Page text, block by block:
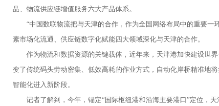
品、物流供应链增值服务六大产品体系。
“中国数联物流把与天津的合作，作为全国网络布局中的重要一
素市场化流通、供应链数字化赋能四大领域深化与天津的合作。
作为物流和数据资源的关键载体，近年来，天津港加快建设世界
变了传统码头劳动密集、低效高耗的作业方式，自动化岸桥精准地
智能化进入新阶段。
记者了解到，今年，锚定“国际枢纽港和沿海主要港口”定位，天